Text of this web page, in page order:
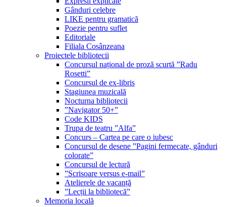
Gânduri celebre
LIKE pentru gramatică
Poezie pentru suflet
Editoriale
Filiala Cosânzeana
Proiectele bibliotecii
Concursul național de proză scurtă ”Radu
Rosetti”
Concursul de ex-libris
Stagiunea muzicală
Nocturna bibliotecii
”Navigator 50+”
Code KIDS
Trupa de teatru ”Alfa”
Concurs – Cartea pe care o iubesc
Concursul de desene ”Pagini fermecate, gânduri
colorate”
Concursul de lectură
”Scrisoare versus e-mail”
Atelierele de vacanță
”Lecții la bibliotecă”
Memoria locală